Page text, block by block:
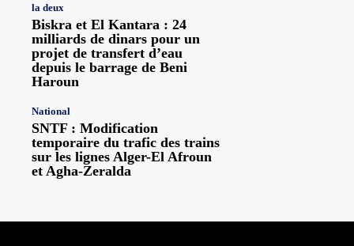
la deux
Biskra et El Kantara : 24
milliards de dinars pour un
projet de transfert d’eau
depuis le barrage de Beni
Haroun
National
SNTF : Modification
temporaire du trafic des trains
sur les lignes Alger-El Afroun
et Agha-Zeralda